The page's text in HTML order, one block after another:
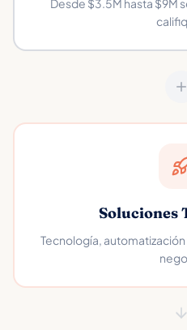
Desde $3.5M hasta $9M
Soluciones
Tecnología,